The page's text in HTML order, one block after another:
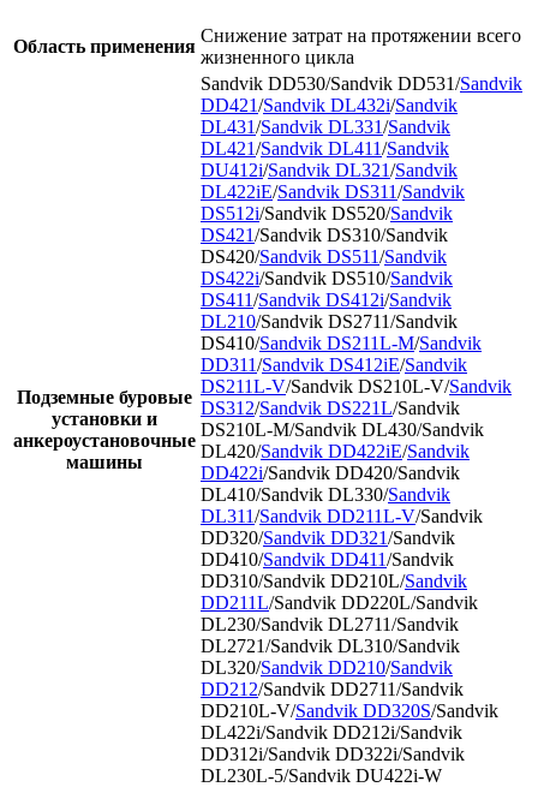
Область применения
Снижение затрат на протяжении всего
жизненного цикла
Подземные буровые
установки и
анкероустановочные
машины
Sandvik DD530/Sandvik DD531/Sandvik
DD421/Sandvik DL432i/Sandvik
DL431/Sandvik DL331/Sandvik
DL421/Sandvik DL411/Sandvik
DU412i/Sandvik DL321/Sandvik
DL422iE/Sandvik DS311/Sandvik
DS512i/Sandvik DS520/Sandvik
DS421/Sandvik DS310/Sandvik
DS420/Sandvik DS511/Sandvik
DS422i/Sandvik DS510/Sandvik
DS411/Sandvik DS412i/Sandvik
DL210/Sandvik DS2711/Sandvik
DS410/Sandvik DS211L-M/Sandvik
DD311/Sandvik DS412iE/Sandvik
DS211L-V/Sandvik DS210L-V/Sandvik
DS312/Sandvik DS221L/Sandvik
DS210L-M/Sandvik DL430/Sandvik
DL420/Sandvik DD422iE/Sandvik
DD422i/Sandvik DD420/Sandvik
DL410/Sandvik DL330/Sandvik
DL311/Sandvik DD211L-V/Sandvik
DD320/Sandvik DD321/Sandvik
DD410/Sandvik DD411/Sandvik
DD310/Sandvik DD210L/Sandvik
DD211L/Sandvik DD220L/Sandvik
DL230/Sandvik DL2711/Sandvik
DL2721/Sandvik DL310/Sandvik
DL320/Sandvik DD210/Sandvik
DD212/Sandvik DD2711/Sandvik
DD210L-V/Sandvik DD320S/Sandvik
DL422i/Sandvik DD212i/Sandvik
DD312i/Sandvik DD322i/Sandvik
DL230L-5/Sandvik DU422i-W